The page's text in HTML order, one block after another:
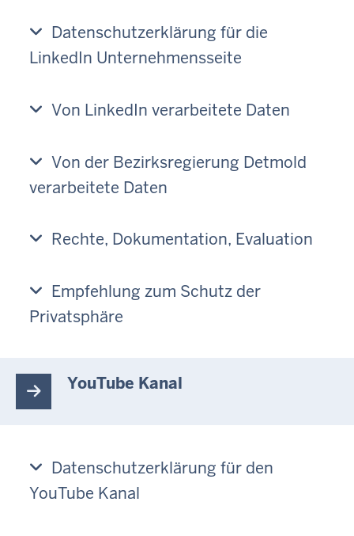
Datenschutzerklärung für die
LinkedIn Unternehmensseite
Von LinkedIn verarbeitete Daten
Von der Bezirksregierung Detmold
verarbeitete Daten
Rechte, Dokumentation, Evaluation
Empfehlung zum Schutz der
Privatsphäre
YouTube Kanal
Datenschutzerklärung für den
YouTube Kanal